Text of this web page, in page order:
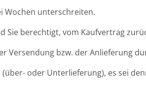
Wochen unterschreiten.
Sie berechtigt, vom Kaufvertrag
Versendung bzw. der Anlieferung
oder Unterlieferung), es sei